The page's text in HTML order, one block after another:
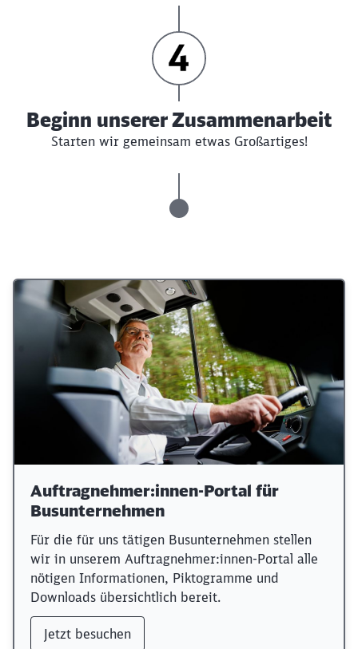
Beginn unserer Zusammenarbeit
Starten wir gemeinsam etwas Großartiges!
Auftragnehmer:innen-Portal für
Busunternehmen
Für die für uns tätigen Busunternehmen stellen
wir in unserem ­Auftragnehmer:innen-Portal alle
nötigen Informationen, Piktogramme und
Downloads übersichtlich bereit.
Jetzt besuchen